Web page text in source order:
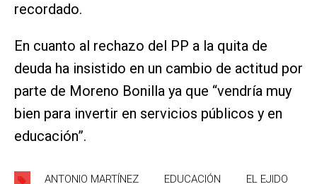
recordado.
En cuanto al rechazo del PP a la quita de
deuda ha insistido en un cambio de actitud por
parte de Moreno Bonilla ya que “vendría muy
bien para invertir en servicios públicos y en
educación”.
ANTONIO MARTÍNEZ EDUCACIÓN EL EJIDO